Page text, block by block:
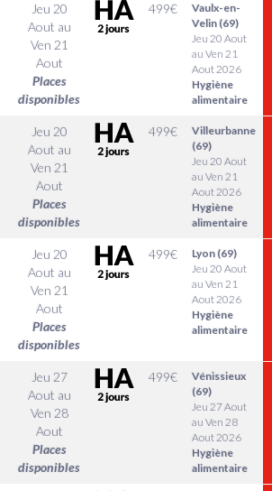
Jeu 20
Aout au
Ven 21
Aout
Places
disponibles
499€
Vaulx-en-
Velin (69)
Jeu 20 Aout
au Ven 21
Aout 2026
Hygiène
alimentaire
Jeu 20
Aout au
Ven 21
Aout
Places
disponibles
499€
Villeurbanne
(69)
Jeu 20 Aout
au Ven 21
Aout 2026
Hygiène
alimentaire
Jeu 20
Aout au
Ven 21
Aout
Places
disponibles
499€
Lyon (69)
Jeu 20 Aout
au Ven 21
Aout 2026
Hygiène
alimentaire
Jeu 27
Aout au
Ven 28
Aout
Places
disponibles
499€
Vénissieux
(69)
Jeu 27 Aout
au Ven 28
Aout 2026
Hygiène
alimentaire